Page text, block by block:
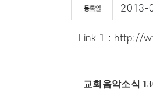
2013-
- Link 1 : http://
교회음악소식